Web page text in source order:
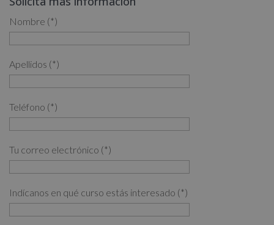
Nombre (*)
Apellidos (*)
Teléfono (*)
Tu correo electrónico (*)
Indícanos en qué curso estás interesado (*)